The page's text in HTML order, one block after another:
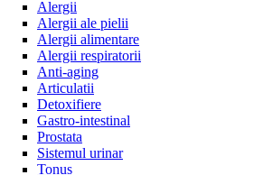
Alergii
Alergii ale pielii
Alergii alimentare
Alergii respiratorii
Anti-aging
Articulatii
Detoxifiere
Gastro-intestinal
Prostata
Sistemul urinar
Tonus